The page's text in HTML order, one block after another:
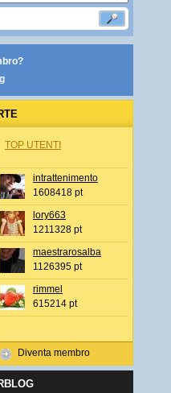
TOP UTENTI
intrattenimento
1608418 pt
lory663
1211328 pt
maestrarosalba
1126395 pt
rimmel
615214 pt
Diventa membro